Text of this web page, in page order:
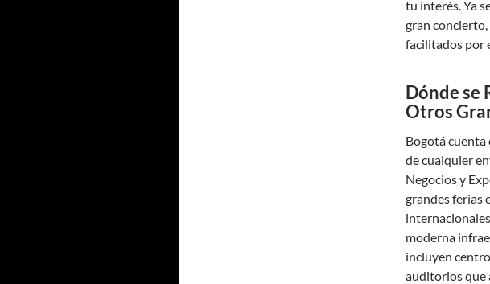
tu interés. Ya
gran
facilitados por
Dónde se
Otros
Bogotá cuenta
de cualquier
Negocios y
grandes ferias
moderna
incluyen
auditorios que